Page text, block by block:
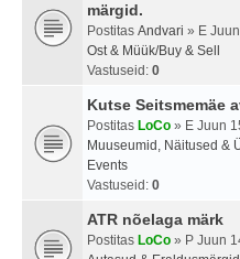
märgid.
Postitas Andvari » E
Ost & Müük/Buy & Sell
Vastuseid: 0
Kutse Seitsmemäe
Postitas LoCo » E Juun
Muuseumid, Näitused &
Events
Vastuseid: 0
ATR nõelaga märk
Postitas LoCo » P Juun